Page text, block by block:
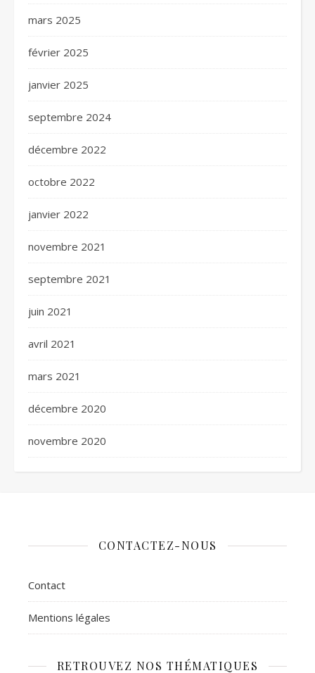
mars 2025
février 2025
janvier 2025
septembre 2024
décembre 2022
octobre 2022
janvier 2022
novembre 2021
septembre 2021
juin 2021
avril 2021
mars 2021
décembre 2020
novembre 2020
CONTACTEZ-NOUS
Contact
Mentions légales
RETROUVEZ NOS THÉMATIQUES